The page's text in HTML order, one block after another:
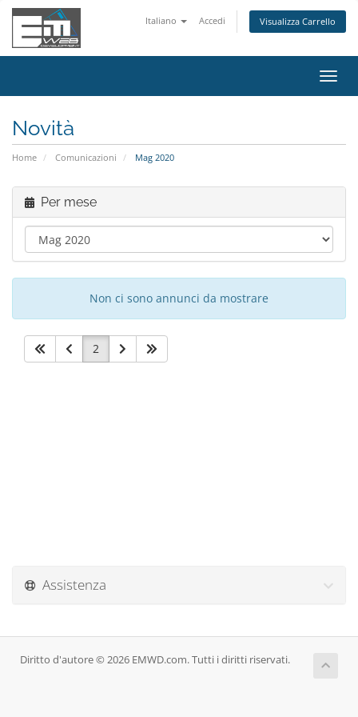
Italiano Accedi Visualizza Carrello
Attiva
Novità
Home Comunicazioni Mag 2020
Per mese
Non ci sono annunci da mostrare
2
Assistenza
Diritto d'autore © 2026 EMWD.com. Tutti i diritti riservati.